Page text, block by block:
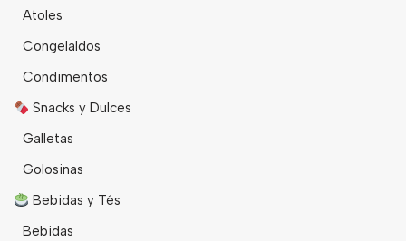
Atoles
Congelaldos
Condimentos
Snacks y Dulces
Galletas
Golosinas
Bebidas y Tés
Bebidas